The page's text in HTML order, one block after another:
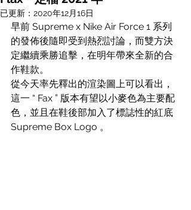
已更新： 2020年12月16日
早前 Supreme x Nike Air Force 1 系列
的發佈後隨即受到熱烈討論，而雙方決
定繼續乘勝追擊，在明年帶來全新的合
作鞋款。
從今天率先釋出的渲染圖上可以看出，
這一 “ Fax ” 版本有望以小麥色為主要配
色，並且在鞋後部加入了標誌性的紅底
Supreme Box Logo 。